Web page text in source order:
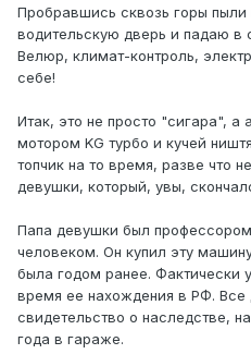
Пробравшись сквозь горы
водительскую дверь и падаю
Велюр, климат-контроль,
себе!
Итак, это не просто "сигара", а
мотором KG турбо и кучей
топчик на то время, разве что
девушки, который, увы,
Папа девушки был
человеком. Он купил эту
была годом ранее. Фактически
время ее нахождения в РФ. Все
свидетельство о наследстве,
года в гараже.